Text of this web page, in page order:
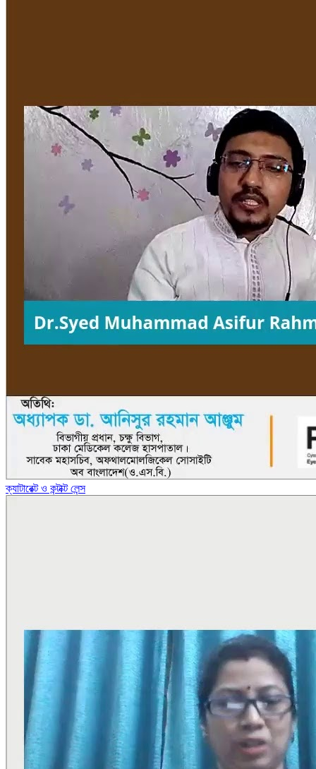
ক্যাটারেক্ট ও কন্টাক্ট লেন্স